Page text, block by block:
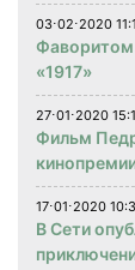
03⋅02⋅2020
Фаворитом
«1917»
27⋅01⋅2020
Фильм
17⋅01⋅2020
В Сети